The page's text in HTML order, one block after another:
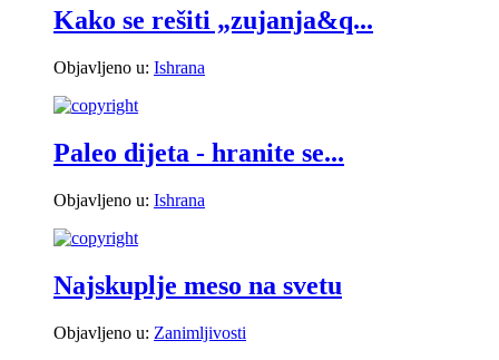
Kako se rešiti „zujanja&q...
Objavljeno u: Ishrana
Paleo dijeta - hranite se...
Objavljeno u: Ishrana
Najskuplje meso na svetu
Objavljeno u: Zanimljivosti